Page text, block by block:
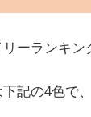
ーランキン
記の4色で